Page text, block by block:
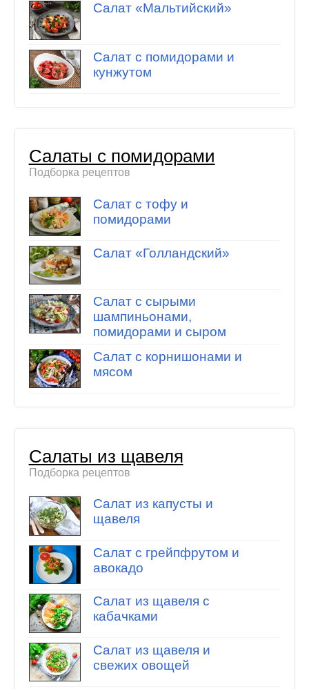
Салат «Мальтийский»
Салат с помидорами и
кунжутом
Салаты с помидорами
Подборка рецептов
Салат с тофу и
помидорами
Салат «Голландский»
Салат с сырыми
шампиньонами,
помидорами и сыром
Салат с корнишонами и
мясом
Салаты из щавеля
Подборка рецептов
Салат из капусты и
щавеля
Салат с грейпфрутом и
авокадо
Салат из щавеля с
кабачками
Салат из щавеля и
свежих овощей